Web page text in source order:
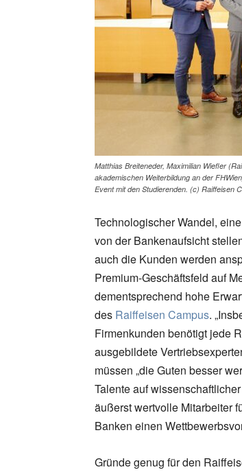
Matthias Breiteneder, Maximilian Wiefler
akademischen Weiterbildung an der
Event mit den Studierenden. (c) Raiffeisen
Technologischer Wandel,
von der Bankenaufsicht
auch die Kunden werden
Premium-Geschäftsfeld auf
dementsprechend hohe
des Raiffeisen Campus.
Firmenkunden benötigt jede
ausgebildete
müssen „die Guten besser
Talente auf
äußerst wertvolle Mitarbeiter
Banken einen
Gründe genug für den